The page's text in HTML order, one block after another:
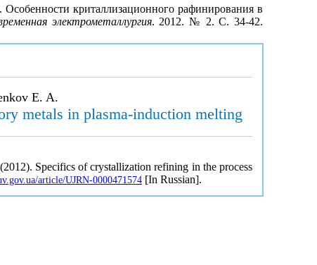
криталлизационного рафинирования в
электрометаллургия. 2012. № 2. С. 34-42.
E. A.
metals in plasma-induction melting
Specifics of crystallization refining in the process
article/UJRN-0000471574[In Russian].